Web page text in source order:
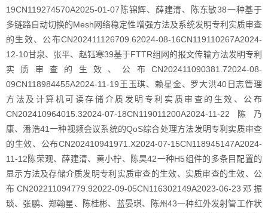
19CN119274570A2025-01-07陈锦辉、薛建清、陈东敏38一种基于
多链路自动切换的Mesh网络稳定性增强方法及系统发明专利实质审查
的生效、公布CN202411126709.62024-08-16CN119110267A2024-
12-10甘泉、张平、赵钰寒39基于FTTR组网的报文传输方法发明专利
实质审查的生效、公布CN202411090381.72024-08-
09CN118984455A2024-11-19王玉琪、赖星金、罗大洪40日志管理
方法及计算机可读存储介质发明专利实质审查的生效、公布
CN202410964015.32024-07-18CN119011200A2024-11-22陈乃
康、潘浩41一种视频会议系统的QoS综合处理方法发明专利实质审查
的生效、公布CN202410941971.X2024-07-15CN118945147A2024-
11-12陈荣观、薛建清、黄小柠、陈昊42一种H5组件的多条目配置的
显示方法及存储介质发明专利实质审查的生效、实质审查的生效、公
布CN202211094779.92022-09-05CN116302149A2023-06-23邓振
琰、张鹏、郑翰星、陈桂彬、蓝晏琪、陈州43一种红外发射管工作状